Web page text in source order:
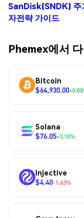
SanDisk(SNDK) 주
자전략 가이드
Phemex에서
Bitcoin
$64,930.00
Solana
$76.05+3.10%
Injective
$4.40-1.63%